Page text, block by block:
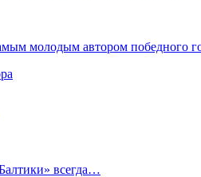
молодым автором победного
всегда…